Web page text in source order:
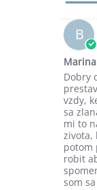
B
Marina
Review
by
Belková
V.
on
19
Feb
2024
review
stating
Marina
HFO,
AO,
GO,
SCOC
Dobry
vzdy,
sa
mi to
zivota,
potom
robit
som